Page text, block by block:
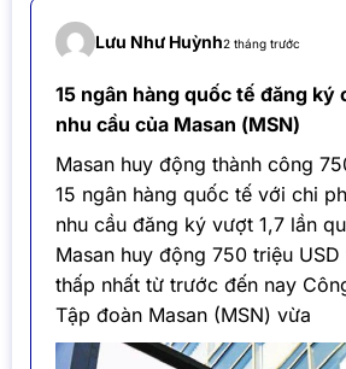
Lưu Như Huỳnh2 tháng trước
15 ngân hàng quốc tế đăng ký
nhu cầu của Masan (MSN)
Masan huy động thành công
15 ngân hàng quốc tế với chi
nhu cầu đăng ký vượt 1,7 lần
Masan huy động 750 triệu
thấp nhất từ trước đến nay
Tập đoàn Masan (MSN) vừa